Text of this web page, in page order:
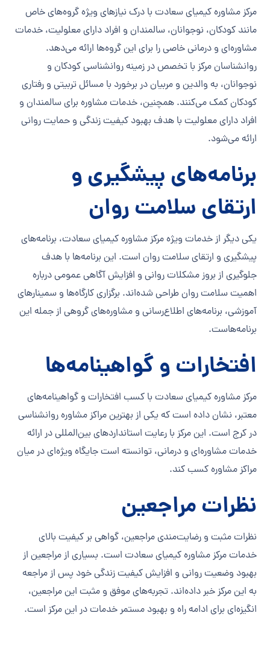
مرکز مشاوره کیمیای سعادت با درک نیازهای ویژه گروه‌های خاص
مانند کودکان، نوجوانان، سالمندان و افراد دارای معلولیت، خدمات
مشاوره‌ای و درمانی خاصی را برای این گروه‌ها ارائه می‌دهد.
روانشناسان مرکز با تخصص در زمینه روانشناسی کودکان و
نوجوانان، به والدین و مربیان در برخورد با مسائل تربیتی و رفتاری
کودکان کمک می‌کنند. همچنین، خدمات مشاوره برای سالمندان و
افراد دارای معلولیت با هدف بهبود کیفیت زندگی و حمایت روانی
ارائه می‌شود.
برنامه‌های پیشگیری و
ارتقای سلامت روان
یکی دیگر از خدمات ویژه مرکز مشاوره کیمیای سعادت، برنامه‌های
پیشگیری و ارتقای سلامت روان است. این برنامه‌ها با هدف
جلوگیری از بروز مشکلات روانی و افزایش آگاهی عمومی درباره
اهمیت سلامت روان طراحی شده‌اند. برگزاری کارگاه‌ها و سمینارهای
آموزشی، برنامه‌های اطلاع‌رسانی و مشاوره‌های گروهی از جمله این
برنامه‌هاست.
افتخارات و گواهینامه‌ها
مرکز مشاوره کیمیای سعادت با کسب افتخارات و گواهینامه‌های
معتبر، نشان داده است که یکی از بهترین مراکز مشاوره روانشناسی
در کرج است. این مرکز با رعایت استانداردهای بین‌المللی در ارائه
خدمات مشاوره‌ای و درمانی، توانسته است جایگاه ویژه‌ای در میان
مراکز مشاوره کسب کند.
نظرات مراجعین
نظرات مثبت و رضایت‌مندی مراجعین، گواهی بر کیفیت بالای
خدمات مرکز مشاوره کیمیای سعادت است. بسیاری از مراجعین از
بهبود وضعیت روانی و افزایش کیفیت زندگی خود پس از مراجعه
به این مرکز خبر داده‌اند. تجربه‌های موفق و مثبت این مراجعین،
انگیزه‌ای برای ادامه راه و بهبود مستمر خدمات در این مرکز است.